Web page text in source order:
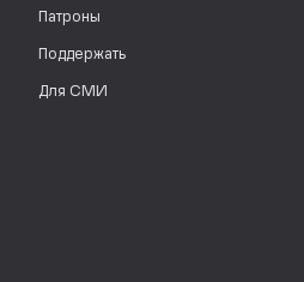
Патроны
Поддержать
Для СМИ